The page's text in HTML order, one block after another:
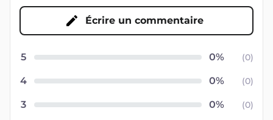
Écrire un commentaire
5 (0)
4 (0)
3 (0)